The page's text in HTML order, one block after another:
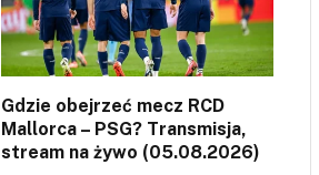
Gdzie obejrzeć mecz RCD
Mallorca – PSG? Transmisja,
stream na żywo (05.08.2026)